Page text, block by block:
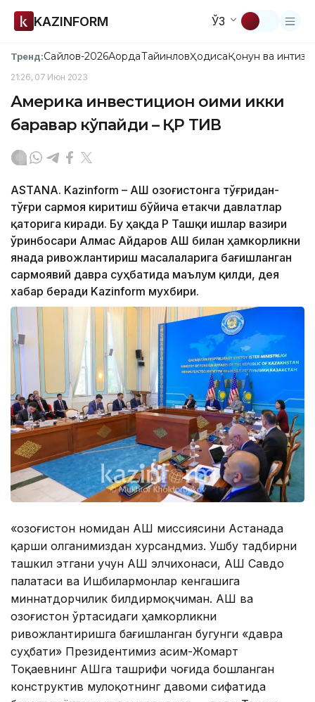
KAZINFORM ЎЗ
Тренд:Сайлов-2026АқордаТайинловҲодисаҚонун ва
21:26, 07 Июн 2023
Америка инвестицион оқими икки
баравар кўпайди – ҚР ТИВ
ASTANA. Kazinform – АҚШ Қозоғистонга тўғридан-
тўғри сармоя киритиш бўйича етакчи давлатлар
қаторига киради. Бу ҳақда ҚР Ташқи ишлар вазири
ўринбосари Алмас Айдаров АҚШ билан ҳамкорликни
янада ривожлантириш масалаларига бағишланган
сармоявий давра суҳбатида маълум қилди, дея
хабар беради Kazinform мухбири.
«Қозоғистон номидан АҚШ миссиясини Астанада
қарши олганимиздан хурсандмиз. Ушбу тадбирни
ташкил этгани учун АҚШ элчихонаси, АҚШ Савдо
палатаси ва Ишбилармонлар кенгашига
миннатдорчилик билдирмоқчиман. АҚШ ва
Қозоғистон ўртасидаги ҳамкорликни
ривожлантиришга бағишланган бугунги «давра
суҳбати» Президентимиз Қасим-Жомарт
Тоқаевнинг АҚШга ташрифи чоғида бошланган
конструктив мулоқотнинг давоми сифатида